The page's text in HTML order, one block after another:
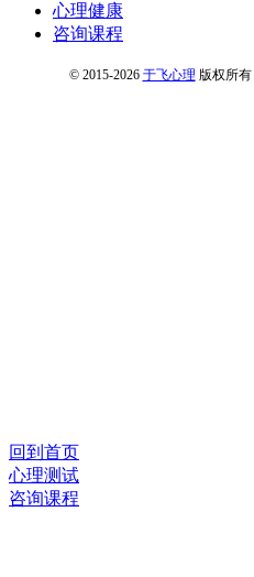
心理健康
咨询课程
© 2015-2026 于飞心理 版权所有
回到首页
心理测试
咨询课程